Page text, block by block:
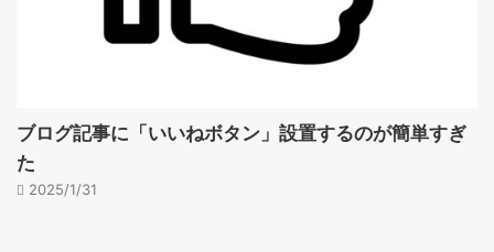
ブログ記事に「いいねボタン」設置するのが簡単すぎ
た
2025/1/31